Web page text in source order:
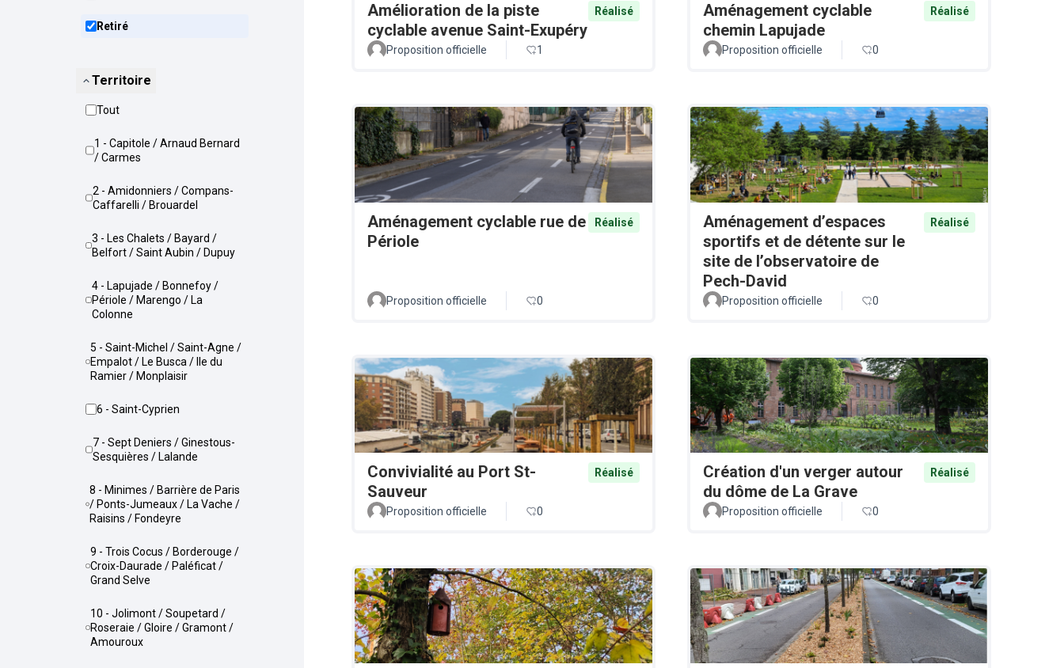
Retiré
Territoire
Tout
1 - Capitole / Arnaud Bernard
/ Carmes
2 - Amidonniers / Compans-
Caffarelli / Brouardel
3 - Les Chalets / Bayard /
Belfort / Saint Aubin / Dupuy
4 - Lapujade / Bonnefoy /
Périole / Marengo / La
Colonne
5 - Saint-Michel / Saint-Agne /
Empalot / Le Busca / Ile du
Ramier / Monplaisir
6 - Saint-Cyprien
7 - Sept Deniers / Ginestous-
Sesquières / Lalande
8 - Minimes / Barrière de Paris
/ Ponts-Jumeaux / La Vache /
Raisins / Fondeyre
9 - Trois Cocus / Borderouge /
Croix-Daurade / Paléficat /
Grand Selve
10 - Jolimont / Soupetard /
Roseraie / Gloire / Gramont /
Amouroux
Amélioration de la piste
cyclable avenue Saint-Exupéry
Réalisé
Proposition officielle 1
Aménagement cyclable
chemin Lapujade
Réalisé
Proposition officielle 0
Aménagement cyclable rue de
Périole
Réalisé
Proposition officielle 0
Aménagement d’espaces
sportifs et de détente sur le
site de l’observatoire de
Pech-David
Réalisé
Proposition officielle 0
Convivialité au Port St-
Sauveur
Réalisé
Proposition officielle 0
Création d'un verger autour
du dôme de La Grave
Réalisé
Proposition officielle 0